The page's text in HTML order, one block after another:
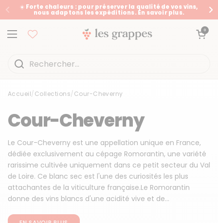
Passer au contenu
Précédent
☀️ Forte chaleurs : pour préserver la qualité de vos vins,
nous adaptons les expéditions. En savoir plus.
Ouvrir le menu
Ouvrir le panier
0
Accueil
Accueil/Collections/Cour-Cheverny
Cour-Cheverny
Le Cour-Cheverny est une appellation unique en France,
dédiée exclusivement au cépage Romorantin, une variété
rarissime cultivée uniquement dans ce petit secteur du Val
de Loire. Ce blanc sec est l'une des curiosités les plus
attachantes de la viticulture française.Le Romorantin
donne des vins blancs d'une acidité vive et de...